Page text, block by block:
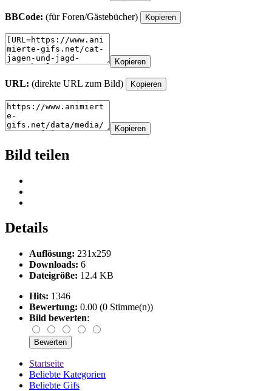
BBCode: (für Foren/Gästebücher) Kopieren
Kopieren
URL: (direkte URL zum Bild) Kopieren
Kopieren
Bild teilen
Details
Auflösung: 231x259
Downloads: 6
Dateigröße: 12.4 KB
Hits: 1346
Bewertung: 0.00 (0 Stimme(n))
Bild bewerten:
Startseite
Beliebte Kategorien
Beliebte Gifs